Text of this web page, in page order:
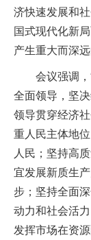
济快速发展和
国式现代化新
产生重大而深远
会议强调，“
全面领导，坚
领导贯穿经济
重人民主体地
人民；坚持高
宜发展新质生
步；坚持全面
动力和社会活
发挥市场在资